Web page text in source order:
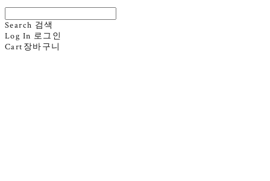
Search 검색
Log In 로그인
Cart 장바구니